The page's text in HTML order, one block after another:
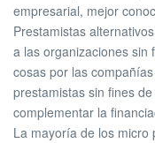
empresarial, mejor
Prestamistas
a las organizaciones sin
cosas por las
prestamistas sin fines
complementar la
La mayoría de los micro